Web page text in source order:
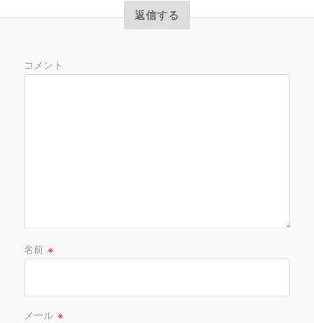
返信する
コメント
名前 ※
メール ※